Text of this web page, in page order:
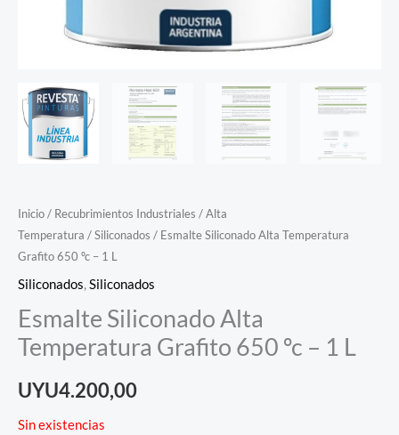
Inicio/ Recubrimientos Industriales /Alta
Temperatura /Siliconados / Esmalte Siliconado Alta Temperatura
Grafito 650 ºc – 1 L
Siliconados,Siliconados
Esmalte Siliconado Alta
Temperatura Grafito 650 ºc – 1 L
UYU4.200,00
Sin existencias